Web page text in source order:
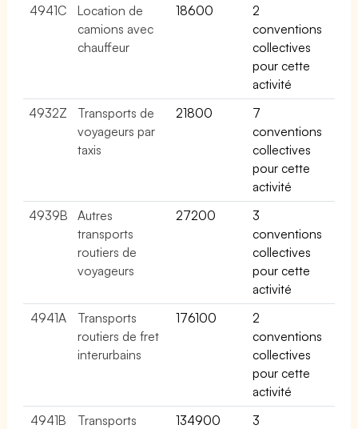
4941C
Location de
camions avec
chauffeur
18600
2
conventions
collectives
pour cette
activité
4932Z
Transports de
voyageurs par
taxis
21800
7
conventions
collectives
pour cette
activité
4939B
Autres
transports
routiers de
voyageurs
27200
3
conventions
collectives
pour cette
activité
4941A
Transports
routiers de fret
interurbains
176100
2
conventions
collectives
pour cette
activité
4941B
Transports
134900
3